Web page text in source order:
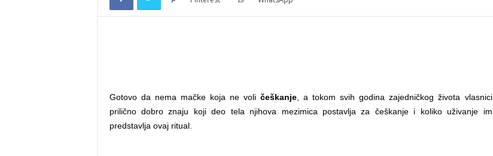
Gotovo da nema mačke koja ne voli češkanje , a tokom svih godina zajedničkog života vlasnici
prilično dobro znaju koji deo tela njihova mezimica postavlja za češkanje i koliko uživanje im
predstavlja ovaj ritual.